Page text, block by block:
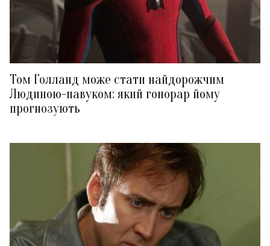
Том Голланд може стати найдорожчим
Людиною-павуком: який гонорар йому
прогнозують